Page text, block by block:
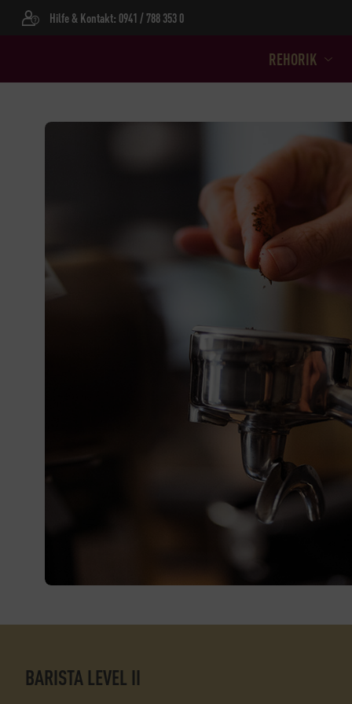
REHORIK
Hilfe & Kontakt: 0941 / 788 353 0
BARISTA LEVEL II